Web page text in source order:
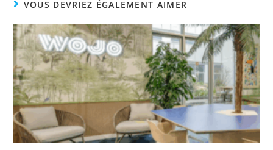
VOUS DEVRIEZ ÉGALEMENT AIMER